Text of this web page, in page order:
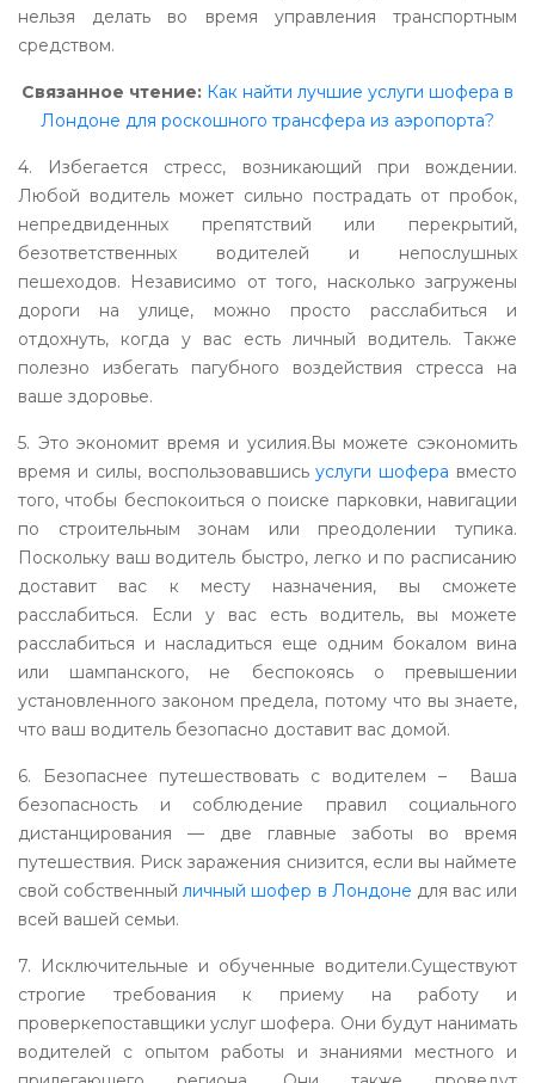
нельзя делать во время управления транспортным
средством.
Связанное чтение: Как найти лучшие услуги шофера в
Лондоне для роскошного трансфера из аэропорта?
4. Избегается стресс, возникающий при вождении.
Любой водитель может сильно пострадать от пробок,
непредвиденных препятствий или перекрытий,
безответственных водителей и непослушных
пешеходов. Независимо от того, насколько загружены
дороги на улице, можно просто расслабиться и
отдохнуть, когда у вас есть личный водитель. Также
полезно избегать пагубного воздействия стресса на
ваше здоровье.
5. Это экономит время и усилия.Вы можете сэкономить
время и силы, воспользовавшисьуслуги шофера вместо
того, чтобы беспокоиться о поиске парковки, навигации
по строительным зонам или преодолении тупика.
Поскольку ваш водитель быстро, легко и по расписанию
доставит вас к месту назначения, вы сможете
расслабиться. Если у вас есть водитель, вы можете
расслабиться и насладиться еще одним бокалом вина
или шампанского, не беспокоясь о превышении
установленного законом предела, потому что вы знаете,
что ваш водитель безопасно доставит вас домой.
6. Безопаснее путешествовать с водителем – Ваша
безопасность и соблюдение правил социального
дистанцирования — две главные заботы во время
путешествия. Риск заражения снизится, если вы наймете
свой собственныйличный шофер в Лондоне для вас или
всей вашей семьи.
7. Исключительные и обученные водители.Существуют
строгие требования к приему на работу и
проверкепоставщики услуг шофера. Они будут нанимать
водителей с опытом работы и знаниями местного и